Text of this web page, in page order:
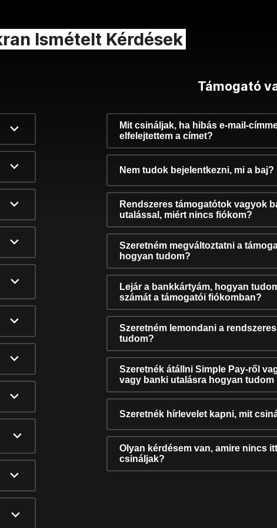
Ismételt Kérdések
Támogató
Mit csináljak, ha hibás e-mail-
elfelejtettem a címet?
Nem tudok bejelentkezni, mi a baj?
Rendszeres támogatótok vagyok
utalással, miért nincs fiókom?
Szeretném megváltoztatni a
hogyan tudom?
Lejár a bankkártyám, hogyan
számát a támogatói fiókomban?
Szeretném lemondani a
tudom?
Szeretnék átállni Simple Pay-ről
vagy banki utalásra hogyan tudom
Szeretnék hírlevelet kapni, mit
Olyan kérdésem van, amire nincs
csináljak?